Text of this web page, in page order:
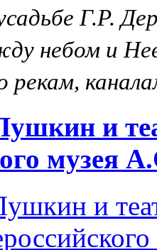
Г.Р.
небом и
рекам,
и
музея